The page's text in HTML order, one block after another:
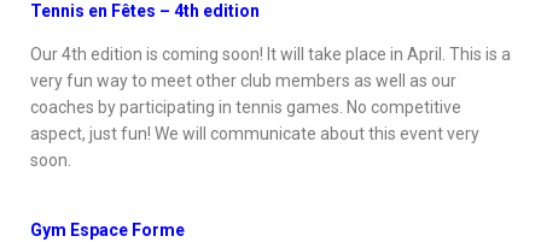
Tennis en Fêtes – 4th edition
Our 4th edition is coming soon! It will take place in April. This is a
very fun way to meet other club members as well as our
coaches by participating in tennis games. No competitive
aspect, just fun! We will communicate about this event very
soon.
Gym Espace Forme